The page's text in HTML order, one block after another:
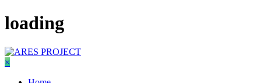
Skip
to
loading
×